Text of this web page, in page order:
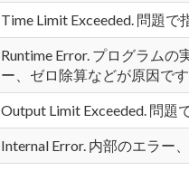
Time Limit Exceeded. 問題
Runtime Error. プログラム
ー、ゼロ除算などが原因です
Output Limit Exceeded. 問題
Internal Error. 内部のエラー